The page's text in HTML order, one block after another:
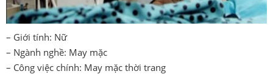
– Giới tính: Nữ
– Ngành nghề: May mặc
– Công việc chính: May mặc thời trang